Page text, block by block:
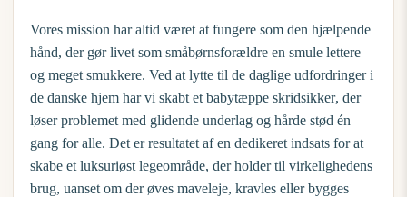
Vores mission har altid været at fungere som den hjælpende
hånd, der gør livet som småbørnsforældre en smule lettere
og meget smukkere. Ved at lytte til de daglige udfordringer i
de danske hjem har vi skabt et babytæppe skridsikker, der
løser problemet med glidende underlag og hårde stød én
gang for alle. Det er resultatet af en dedikeret indsats for at
skabe et luksuriøst legeområde, der holder til virkelighedens
brug, uanset om der øves maveleje, kravles eller bygges